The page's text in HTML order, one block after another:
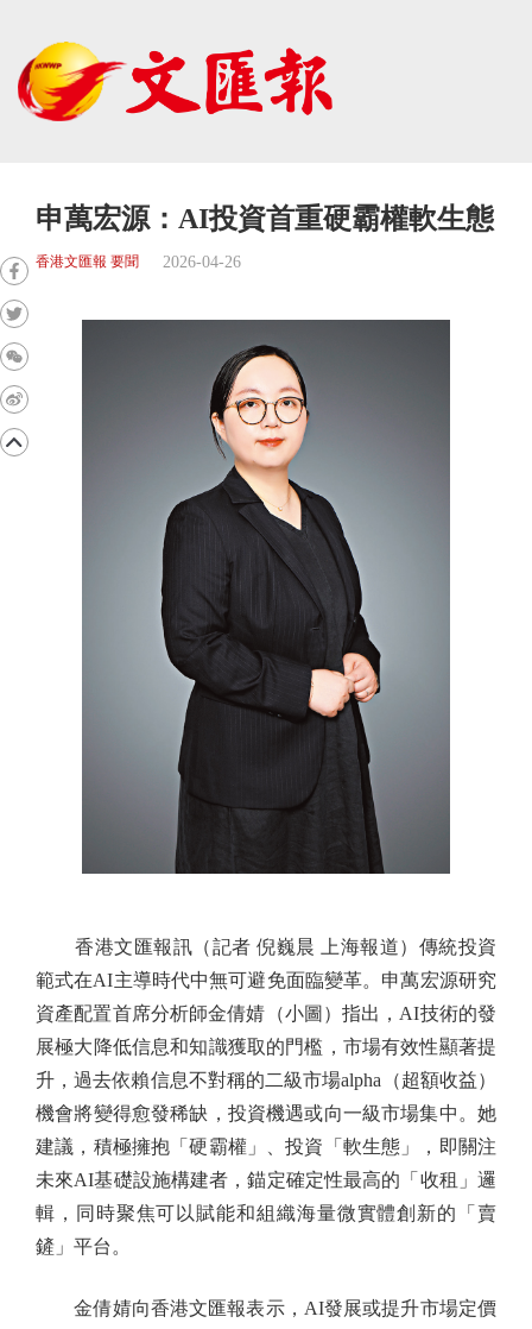
申萬宏源：AI投資首重硬霸權軟生態
香港文匯報 要聞 2026-04-26
香港文匯報訊（記者 倪巍晨 上海報道）傳統投資
範式在AI主導時代中無可避免面臨變革。申萬宏源研究
資產配置首席分析師金倩婧（小圖）指出，AI技術的發
展極大降低信息和知識獲取的門檻，市場有效性顯著提
升，過去依賴信息不對稱的二級市場alpha（超額收益）
機會將變得愈發稀缺，投資機遇或向一級市場集中。她
建議，積極擁抱「硬霸權」、投資「軟生態」，即關注
未來AI基礎設施構建者，錨定確定性最高的「收租」邏
輯，同時聚焦可以賦能和組織海量微實體創新的「賣
鏟」平台。
金倩婧向香港文匯報表示，AI發展或提升市場定價